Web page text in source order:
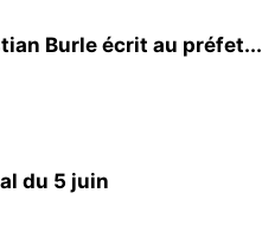
Burle écrit au préfet...
du 5 juin